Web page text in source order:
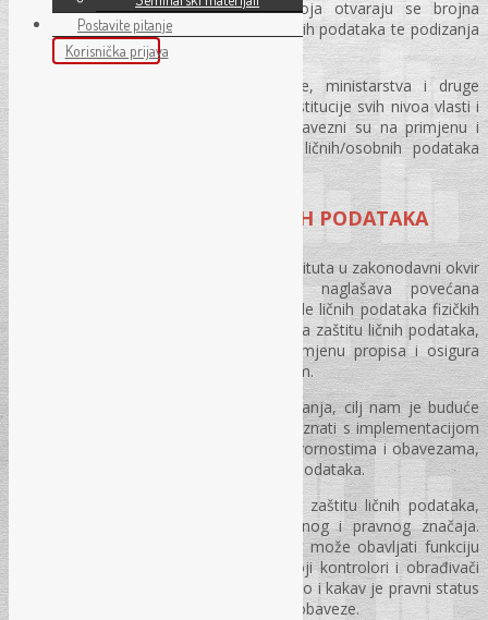
kontekstu ubrzanog tehnološkog razvoja otvaraju se brojna
pitanja koja se tiču adekvatne zaštite ličnih podataka te podizanja
svijesti o njihovom značaju.
Privredna društva, finansijske institucije, ministarstva i druge
upravne organizacije, javne ustanove, institucije svih nivoa vlasti i
drugi subjekti u Bosni i Hercegovini obavezni su na primjenu i
provođenje odredbi Zakona o zaštiti ličnih/osobnih podataka
SLUŽBENIK ZA ZAŠTITU LIČNIH PODATAKA
Novi zakon uvodi niz novih pojmova i instituta u zakonodavni okvir
Bosne i Hercegovine. Posebno se naglašava povećana
odgovornost kontrolora u pogledu obrade ličnih podataka fizičkih
lica, uz obavezu imenovanja službenika za zaštitu ličnih podataka,
čija je dužnost da nadzire zakonitu primjenu propisa i osigura
usklađenost s važećim zakonskim okvirom.
Na edukaciji, putem interaktivnih predavanja, cilj nam je buduće
službenike za zaštitu ličnih podataka upoznati s implementacijom
novog zakonskog okvira, njihovim odgovornostima i obavezama,
kao i pravilnim postupcima obrade ličnih podataka.
Novi zakon uvodi institut službenika za zaštitu ličnih podataka,
čime se otvara niz pitanja od praktičnog i pravnog značaja.
Između ostalog, postavlja se pitanje ko može obavljati funkciju
službenika za zaštitu ličnih podataka, koji kontrolori i obrađivači
imaju obavezu imenovanja službenika, kao i kakav je pravni status
službenika te koje su njegove konkretne obaveze.
Postavite pitanje
Korisnička prijava